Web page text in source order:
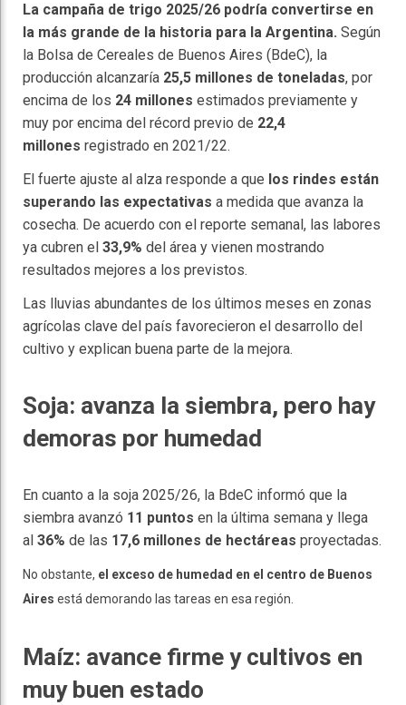
La campaña de trigo 2025/26 podría convertirse en
la más grande de la historia para la Argentina. Según
la Bolsa de Cereales de Buenos Aires (BdeC), la
producción alcanzaría 25,5 millones de toneladas, por
encima de los 24 millones estimados previamente y
muy por encima del récord previo de 22,4
millones registrado en 2021/22.
El fuerte ajuste al alza responde a que los rindes están
superando las expectativas a medida que avanza la
cosecha. De acuerdo con el reporte semanal, las labores
ya cubren el 33,9% del área y vienen mostrando
resultados mejores a los previstos.
Las lluvias abundantes de los últimos meses en zonas
agrícolas clave del país favorecieron el desarrollo del
cultivo y explican buena parte de la mejora.
Soja: avanza la siembra, pero hay
demoras por humedad
En cuanto a la soja 2025/26, la BdeC informó que la
siembra avanzó 11 puntos en la última semana y llega
al 36% de las 17,6 millones de hectáreas proyectadas.
No obstante, el exceso de humedad en el centro de Buenos
Aires está demorando las tareas en esa región.
Maíz: avance firme y cultivos en
muy buen estado